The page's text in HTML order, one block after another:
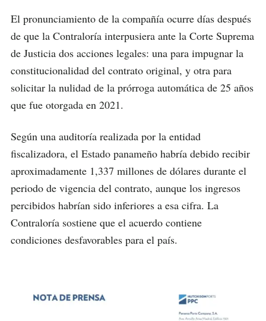
El pronunciamiento de la compañía ocurre días después
de que la Contraloría interpusiera ante la Corte Suprema
de Justicia dos acciones legales: una para impugnar la
constitucionalidad del contrato original, y otra para
solicitar la nulidad de la prórroga automática de 25 años
que fue otorgada en 2021.
Según una auditoría realizada por la entidad
fiscalizadora, el Estado panameño habría debido recibir
aproximadamente 1,337 millones de dólares durante el
periodo de vigencia del contrato, aunque los ingresos
percibidos habrían sido inferiores a esa cifra. La
Contraloría sostiene que el acuerdo contiene
condiciones desfavorables para el país.